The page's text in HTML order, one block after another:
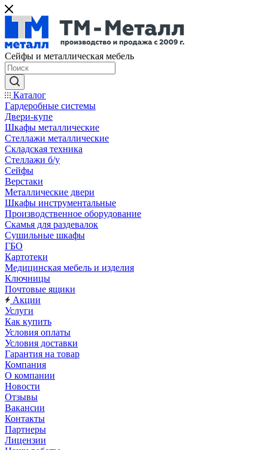
Сейфы и металлическая мебель
Каталог
Гардеробные системы
Двери-купе
Шкафы металлические
Стеллажи металлические
Складская техника
Стеллажи б/у
Сейфы
Верстаки
Металлические двери
Шкафы инструментальные
Производственное оборудование
Скамья для раздевалок
Сушильные шкафы
ГБО
Картотеки
Медицинская мебель и изделия
Ключницы
Почтовые ящики
Акции
Услуги
Как купить
Условия оплаты
Условия доставки
Гарантия на товар
Компания
О компании
Новости
Отзывы
Вакансии
Контакты
Партнеры
Лицензии